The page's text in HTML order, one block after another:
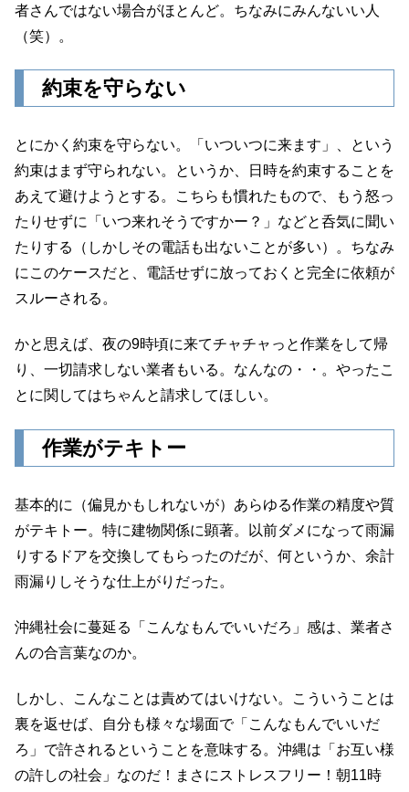
者さんではない場合がほとんど。ちなみにみんないい人
（笑）。
約束を守らない
とにかく約束を守らない。「いついつに来ます」、という
約束はまず守られない。というか、日時を約束することを
あえて避けようとする。こちらも慣れたもので、もう怒っ
たりせずに「いつ来れそうですかー？」などと呑気に聞い
たりする（しかしその電話も出ないことが多い）。ちなみ
にこのケースだと、電話せずに放っておくと完全に依頼が
スルーされる。
かと思えば、夜の9時頃に来てチャチャっと作業をして帰
り、一切請求しない業者もいる。なんなの・・。やったこ
とに関してはちゃんと請求してほしい。
作業がテキトー
基本的に（偏見かもしれないが）あらゆる作業の精度や質
がテキトー。特に建物関係に顕著。以前ダメになって雨漏
りするドアを交換してもらったのだが、何というか、余計
雨漏りしそうな仕上がりだった。
沖縄社会に蔓延る「こんなもんでいいだろ」感は、業者さ
んの合言葉なのか。
しかし、こんなことは責めてはいけない。こういうことは
裏を返せば、自分も様々な場面で「こんなもんでいいだ
ろ」で許されるということを意味する。沖縄は「お互い様
の許しの社会」なのだ！まさにストレスフリー！朝11時